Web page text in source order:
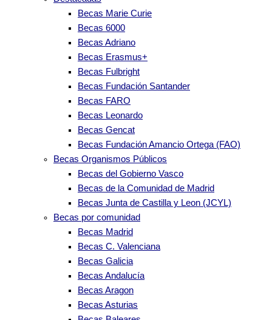
Becas Marie Curie
Becas 6000
Becas Adriano
Becas Erasmus+
Becas Fulbright
Becas Fundación Santander
Becas FARO
Becas Leonardo
Becas Gencat
Becas Fundación Amancio Ortega (FAO)
Becas Organismos Públicos
Becas del Gobierno Vasco
Becas de la Comunidad de Madrid
Becas Junta de Castilla y Leon (JCYL)
Becas por comunidad
Becas Madrid
Becas C. Valenciana
Becas Galicia
Becas Andalucía
Becas Aragon
Becas Asturias